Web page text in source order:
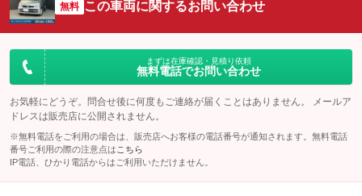
無料 この車両に関するお問い合わせ
まずは在庫確認・見積り依頼
無料電話でお問い合わせ
お気軽にどうぞ。問合せ後に何度もご連絡が届くことはありません。 メールア
ドレスは販売店に公開されません。
※無料電話をご利用の場合は、販売店へお客様の電話番号が通知されます。無料電話
番号ご利用の際の注意点は こちら
IP電話、ひかり電話からはご利用いただけません。